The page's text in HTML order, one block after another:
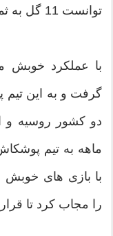
توانست 11 گل به ثمر برساند.
با عملکرد خوبش
گرفت و به این
ماهه به تیم
با بازی های خوبش
را مجاب کرد تا